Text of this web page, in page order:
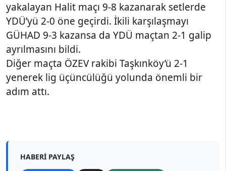
yakalayan Halit maçı 9-8 kazanarak setlerde
YDÜ’yü 2-0 öne geçirdi. İkili karşılaşmayı
GÜHAD 9-3 kazansa da YDÜ maçtan 2-1 galip
ayrılmasını bildi.
Diğer maçta ÖZEV rakibi Taşkınköy’ü 2-1
yenerek lig üçüncülüğü yolunda önemli bir
adım attı.
HABERI PAYLAŞ